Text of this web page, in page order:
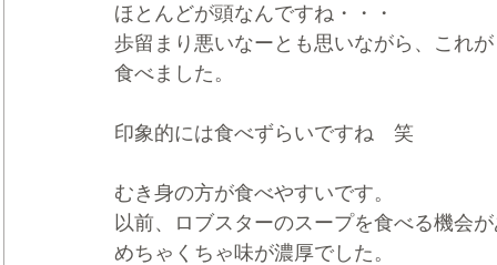
ほとんどが頭なんですね・・・
歩留まり悪いなーとも思いながら、これ
食べました。
印象的には食べずらいですね　笑
むき身の方が食べやすいです。
以前、ロブスターのスープを食べる機会
めちゃくちゃ味が濃厚でした。